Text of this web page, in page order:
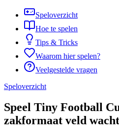
Speloverzicht
Hoe te spelen
Tips & Tricks
Waarom hier spelen?
Veelgestelde vragen
Speloverzicht
Speel Tiny Football
zakformaat veld